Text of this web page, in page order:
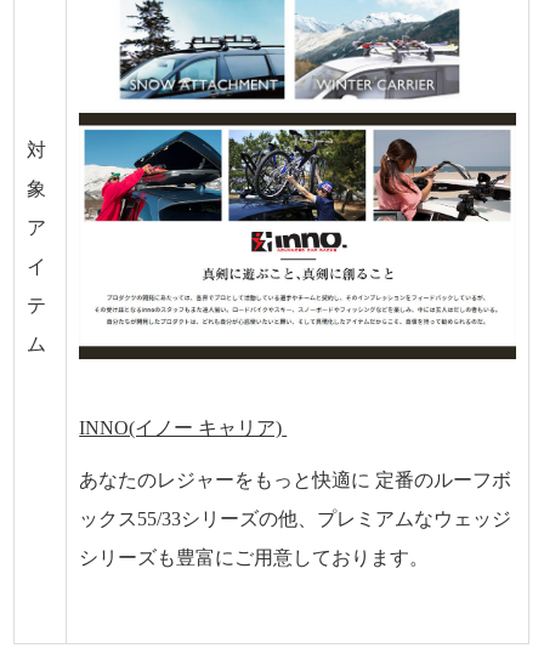
対
象
ア
イ
テ
ム
INNO(イノー キャリア)
あなたのレジャーをもっと快適に 定番のルーフボ
ックス55/33シリーズの他、プレミアムなウェッジ
シリーズも豊富にご用意しております。